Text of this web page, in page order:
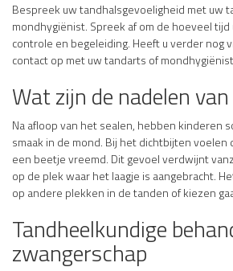
Bespreek uw tandhalsgevoeligheid met uw
mondhygiënist. Spreek af om de hoeveel
controle en begeleiding. Heeft u verder nog
contact op met uw tandarts of
Wat zijn de nadelen
Na afloop van het sealen, hebben kinderen
smaak in de mond. Bij het dichtbijten voelen
een beetje vreemd. Dit gevoel verdwijnt
op de plek waar het laagje is aangebracht.
op andere plekken in de tanden of kiezen
Tandheelkundige
zwangerschap